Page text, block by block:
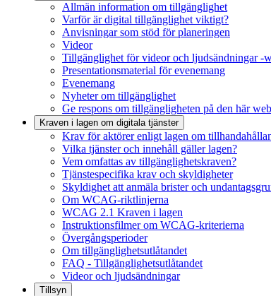
Allmän information om tillgänglighet
Varför är digital tillgänglighet viktigt?
Anvisningar som stöd för planeringen
Videor
Tillgänglighet för videor och ljudsändningar -
Presentationsmaterial för evenemang
Evenemang
Nyheter om tillgänglighet
Ge respons om tillgängligheten på den här
Kraven i lagen om digitala tjänster
Krav för aktörer enligt lagen om
Vilka tjänster och innehåll gäller lagen?
Vem omfattas av tillgänglighetskraven?
Tjänstespecifika krav och skyldigheter
Skyldighet att anmäla brister och
Om WCAG-riktlinjerna
WCAG 2.1 Kraven i lagen
Instruktionsfilmer om WCAG-kriterierna
Övergångsperioder
Om tillgänglighetsutlåtandet
FAQ - Tillgänglighetsutlåtandet
Videor och ljudsändningar
Tillsyn